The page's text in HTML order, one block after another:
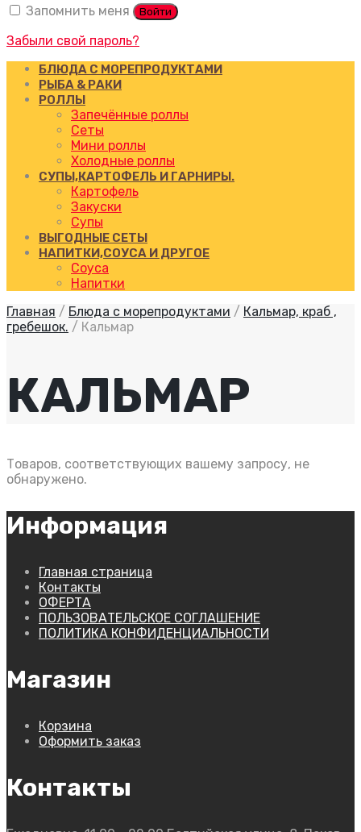
Запомнить меня Войти
Забыли свой пароль?
БЛЮДА С МОРЕПРОДУКТАМИ
РЫБА & РАКИ
РОЛЛЫ
Запечённые роллы
Сеты
Мини роллы
Холодные роллы
СУПЫ,КАРТОФЕЛЬ И ГАРНИРЫ.
Картофель
Закуски
Супы
ВЫГОДНЫЕ СЕТЫ
НАПИТКИ,СОУСА И ДРУГОЕ
Соуса
Напитки
Главная / Блюда с морепродуктами / Кальмар, краб ,
гребешок. / Кальмар
КАЛЬМАР
Товаров, соответствующих вашему запросу, не
обнаружено.
Информация
Главная страница
Контакты
ОФЕРТА
ПОЛЬЗОВАТЕЛЬСКОЕ СОГЛАШЕНИЕ
ПОЛИТИКА КОНФИДЕНЦИАЛЬНОСТИ
Магазин
Корзина
Оформить заказ
Контакты